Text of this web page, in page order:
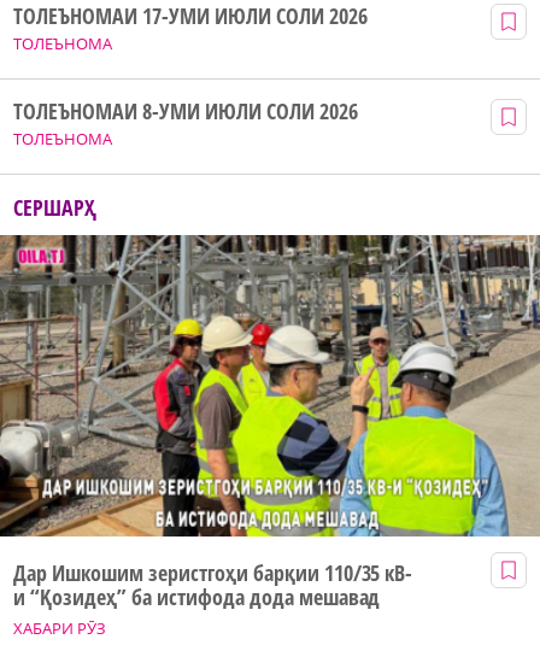
ТОЛЕЪНОМА
ТОЛЕЪНОМАИ 17-УМИ ИЮЛИ СОЛИ 2026
ТОЛЕЪНОМА
ТОЛЕЪНОМАИ 8-УМИ ИЮЛИ СОЛИ 2026
СЕРШАРҲ
ХАБАРИ РӮЗ
Дар Ишкошим зеристгоҳи барқии 110/35 кВ-
и “Қозидеҳ” ба истифода дода мешавад